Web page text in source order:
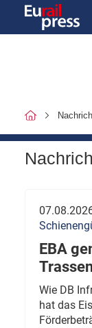
EBA
Wie DB
hat das